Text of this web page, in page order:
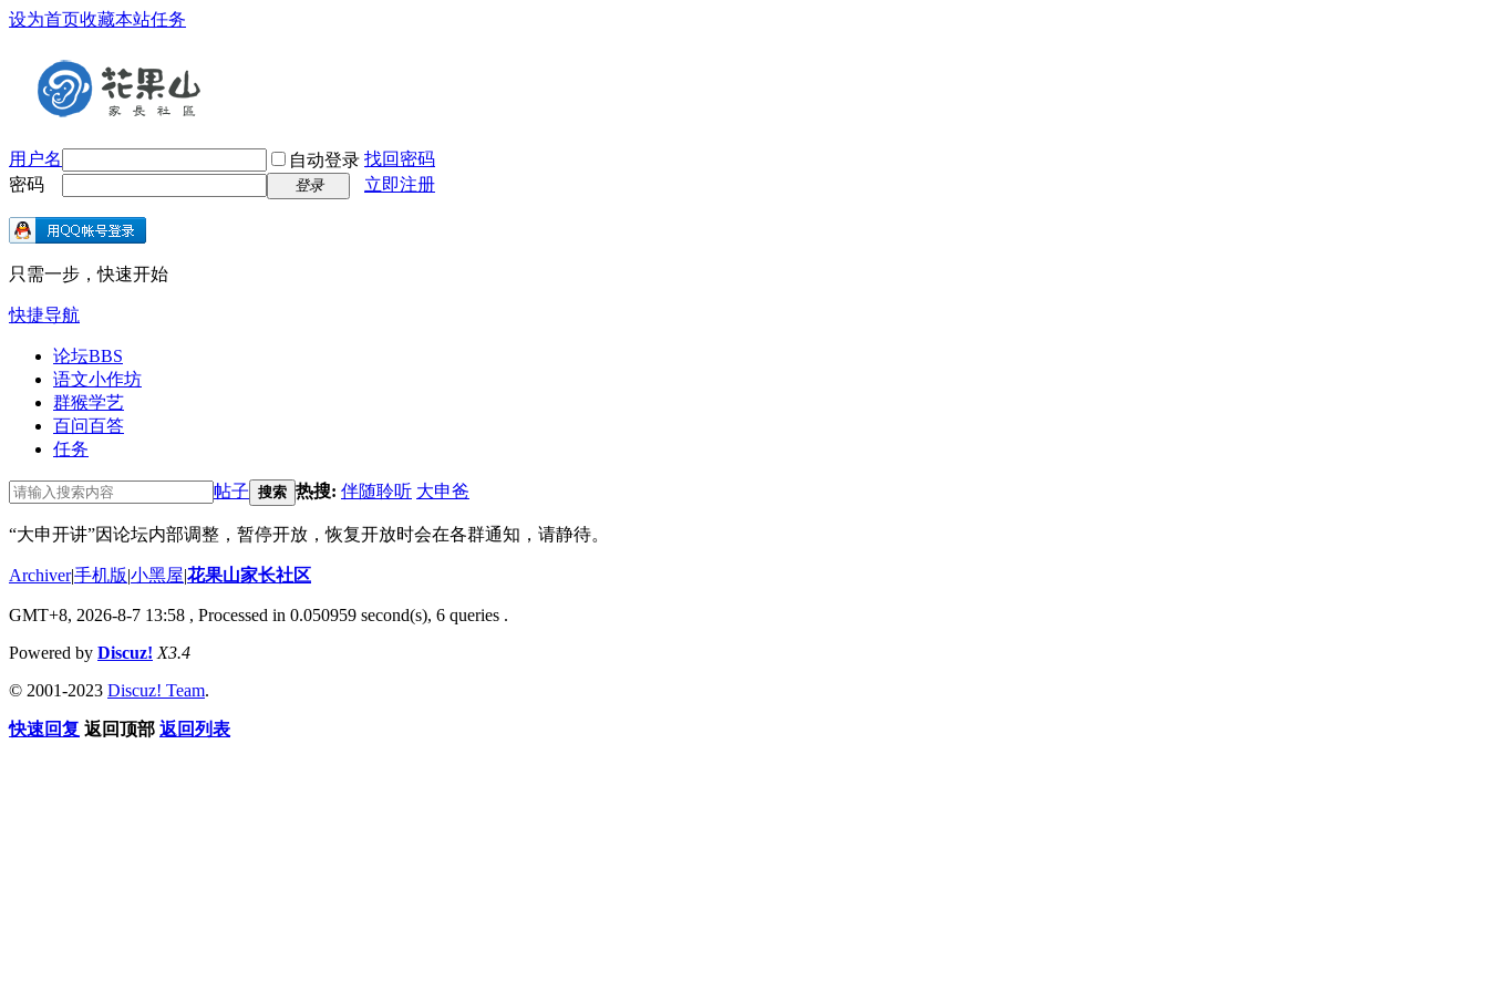
设为首页收藏本站任务
用户名 自动登录 找回密码
密码
登录 立即注册
只需一步，快速开始
快捷导航
论坛BBS
语文小作坊
群猴学艺
百问百答
任务
帖子 搜索 热搜: 伴随聆听 大申爸
“大申开讲”因论坛内部调整，暂停开放，恢复开放时会在各群通知，请静待。
Archiver|手机版|小黑屋|花果山家长社区
GMT+8, 2026-8-7 13:58 , Processed in 0.050959 second(s), 6 queries .
Powered by Discuz! X3.4
© 2001-2023 Discuz! Team.
快速回复 返回顶部 返回列表